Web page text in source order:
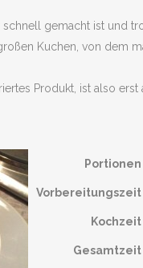
schnell gemacht ist und
Kuchen, von dem
Produkt, ist also erst
Portionen
Vorbereitungszeit
Kochzeit
Gesamtzeit